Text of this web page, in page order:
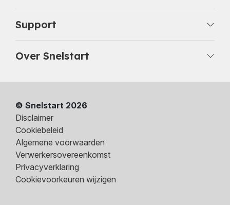
Support
Over Snelstart
© Snelstart 2026
Disclaimer
Cookiebeleid
Algemene voorwaarden
Verwerkersovereenkomst
Privacyverklaring
Cookievoorkeuren wijzigen